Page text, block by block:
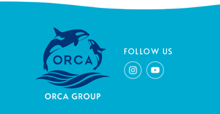
FOLLOW US